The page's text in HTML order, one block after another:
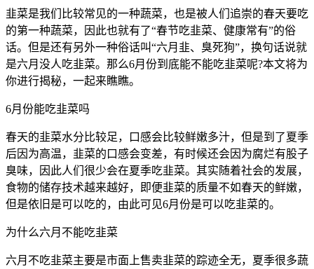
韭菜是我们比较常见的一种蔬菜，也是被人们追崇的春天要吃
的第一种蔬菜，因此也就有了“春节吃韭菜、健康常有”的俗
话。但是还有另外一种俗话叫“六月韭、臭死狗”，换句话说就
是六月没人吃韭菜。那么6月份到底能不能吃韭菜呢?本文将为
你进行揭秘，一起来瞧瞧。
6月份能吃韭菜吗
春天的韭菜水分比较足，口感会比较鲜嫩多汁，但是到了夏季
后因为高温，韭菜的口感会变差，有时候还会因为腐烂有股子
臭味，因此人们很少会在夏季吃韭菜。其实随着社会的发展，
食物的储存技术越来越好，即便韭菜的质量不如春天的鲜嫩，
但是依旧是可以吃的，由此可见6月份是可以吃韭菜的。
为什么六月不能吃韭菜
六月不吃韭菜主要是市面上售卖韭菜的踪迹全无，夏季很多蔬